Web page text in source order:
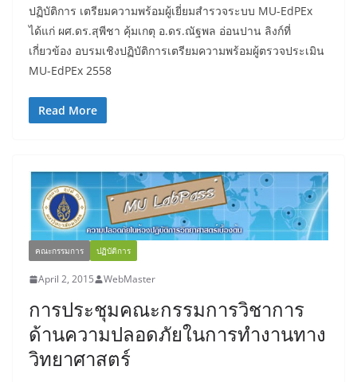
ปฏิบัติการ เตรียมความพร้อมผู้เยี่ยมสำรวจระบบ MU-EdPEx
ได้แก่ ผศ.ดร.สุพีชา คุ้มเกตุ อ.ดร.ณัฐพล อ่อนปาน ลิงก์ที่
เกี่ยวข้อง อบรมเชิงปฏิบัติการเตรียมความพร้อมผู้ตรวจประเมิน
MU-EdPEx 2558
Read More
คณะกรรมการ ปฏิบัติการ
April 2, 2015 WebMaster
การประชุมคณะกรรมการวิชาการ
ด้านความปลอดภัยในการทำงานทาง
วิทยาศาสตร์